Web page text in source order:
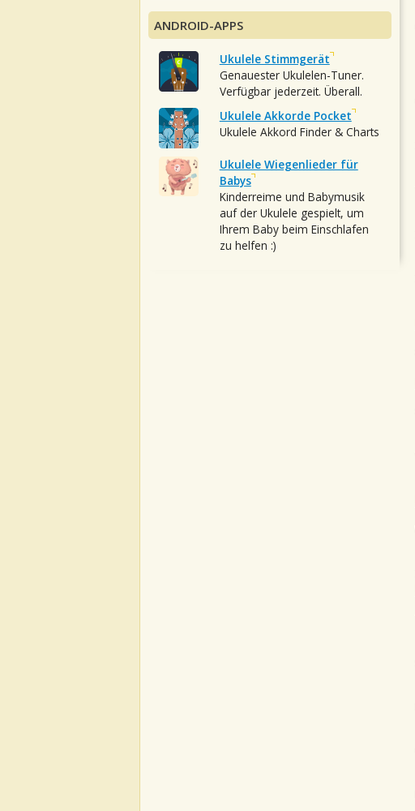
ANDROID-APPS
Ukulele Stimmgerät
Genauester Ukulelen-Tuner.
Verfügbar jederzeit. Überall.
Ukulele Akkorde Pocket
Ukulele Akkord Finder & Charts
Ukulele Wiegenlieder für
Babys
Kinderreime und Babymusik
auf der Ukulele gespielt, um
Ihrem Baby beim Einschlafen
zu helfen :)